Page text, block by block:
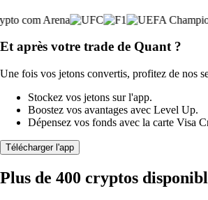
Et après votre trade de Quant ?
Une fois vos jetons convertis, profitez de nos
Stockez vos jetons sur l'app.
Boostez vos avantages avec Level Up.
Dépensez vos fonds avec la carte Visa
Télécharger l'app
Plus de 400 cryptos